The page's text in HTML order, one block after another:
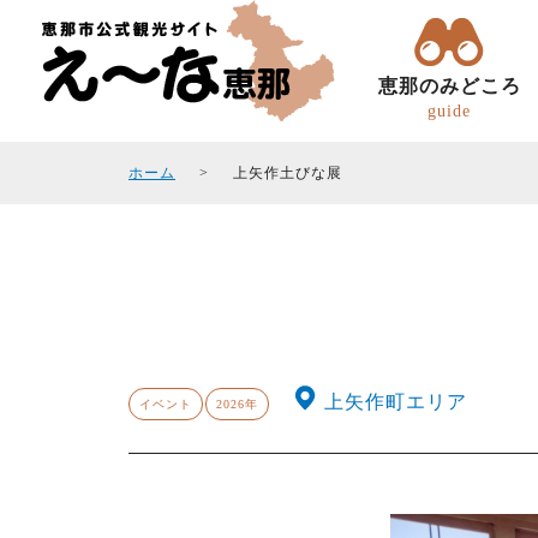
恵那のみどころ
guide
エリアガイド
観光スポット
トコトコ恵ちゃん(バスツアー)観光フォトギャラリ
ホーム 上矢作土びな展
イベント 2026年 上矢作町エリア